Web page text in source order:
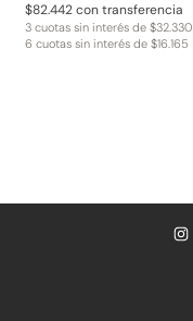
$82.442con transferencia
3 cuotas sin interés de $32.330
6 cuotas sin interés de $16.165